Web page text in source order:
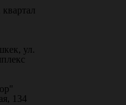
ул.
134